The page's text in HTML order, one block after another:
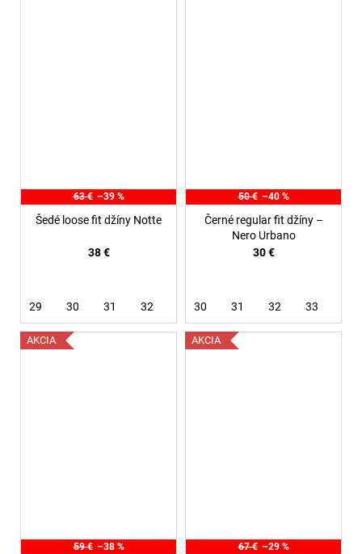
63 € –39 %
Šedé loose fit džíny Notte
38 €
29 30 31 32
50 € –40 %
Černé regular fit džíny –
Nero Urbano
30 €
30 31 32 33
AKCIA
59 € –38 %
AKCIA
67 € –29 %